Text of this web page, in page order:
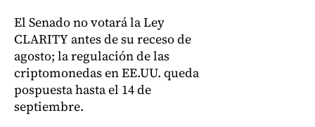
El Senado no votará la Ley
CLARITY antes de su receso de
agosto; la regulación de las
criptomonedas en EE.UU. queda
pospuesta hasta el 14 de
septiembre.